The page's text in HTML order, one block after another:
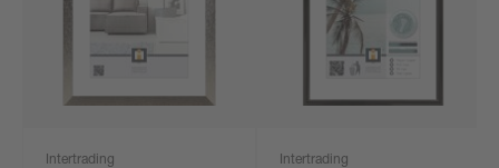
Intertrading Intertrading